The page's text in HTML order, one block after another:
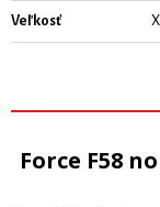
Veľkosť
Force F58